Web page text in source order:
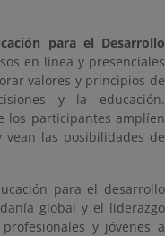
para el Desarrollo
en línea y presenciales
valores y principios de
y la educación.
los participantes amplíen
las posibilidades de
para el desarrollo
global y el liderazgo
y jóvenes a